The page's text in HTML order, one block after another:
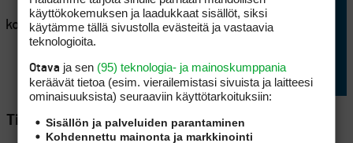
Lappajärvellä kisataan
sunnuntaina hyvin
erikoisessa golftriathlonissa
Tilaa Golfpisteen uutiskirje
käyttökokemuksen ja laadukkaat sisällöt, siksi
käytämme tällä sivustolla evästeitä ja vastaavia
teknologioita.
Otava ja sen (95) teknologia- ja mainoskumppania
keräävät tietoa (esim. vierailemis­tasi sivuista ja laitteesi
ominaisuuk­sista) seuraaviin käyttötarkoituksiin:
Sisällön ja palveluiden parantaminen
Kohdennettu mainonta ja markkinointi